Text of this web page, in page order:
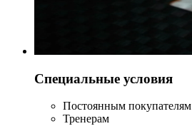
Специальные условия
Постоянным покупателям
Тренерам